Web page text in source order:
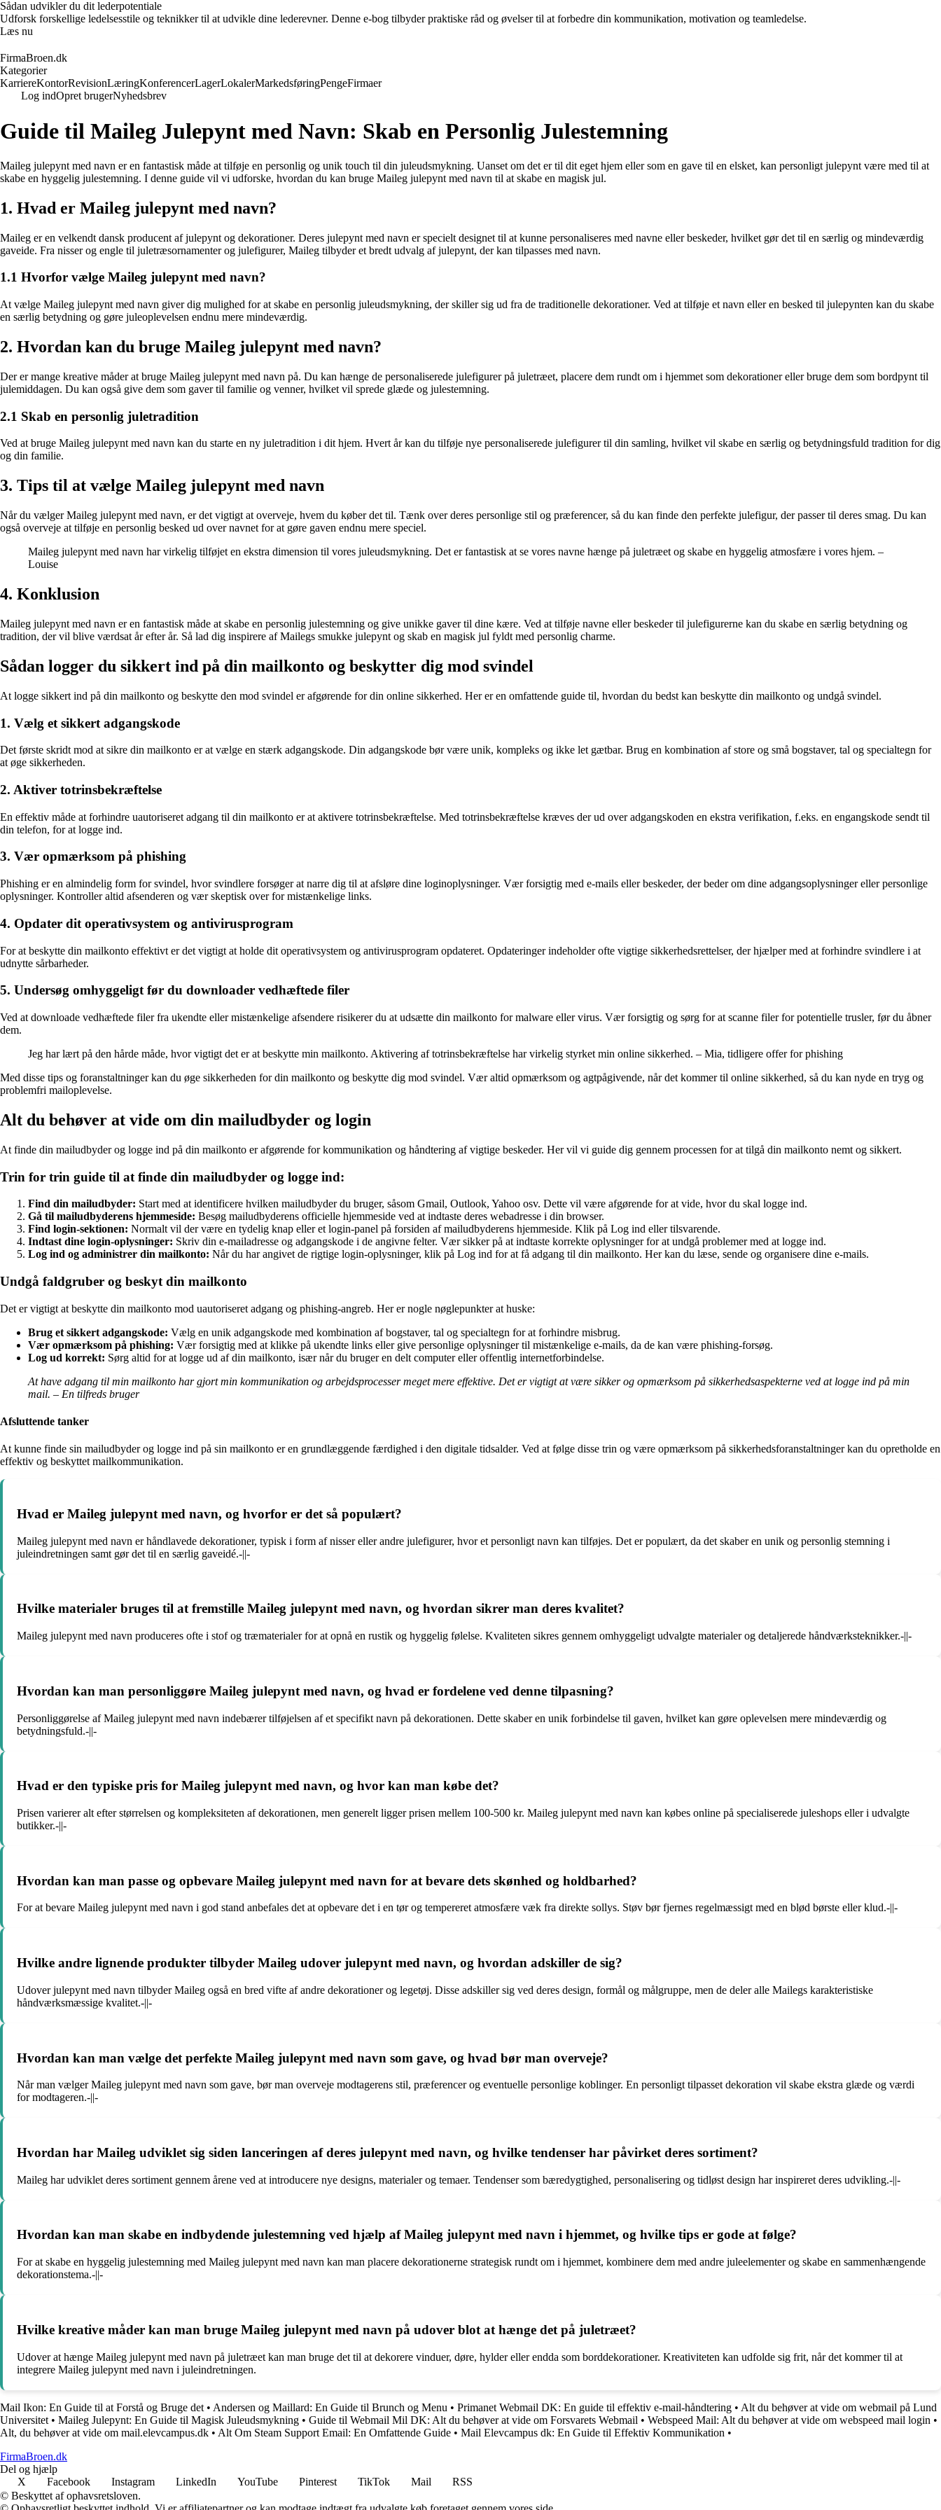
Sådan udvikler du dit lederpotentiale
Udforsk forskellige ledelsesstile og teknikker til at udvikle dine lederevner. Denne e-bog tilbyder praktiske råd og øvelser til at forbedre din kommunikation, motivation og teamledelse.
Læs nu
FirmaBroen.dk
Kategorier
KarriereKontorRevisionLæringKonferencerLagerLokalerMarkedsføringPengeFirmaer
Log indOpret brugerNyhedsbrev
Guide til Maileg Julepynt med Navn: Skab en Personlig Julestemning
Maileg julepynt med navn er en fantastisk måde at tilføje en personlig og unik touch til din juleudsmykning. Uanset om det er til dit eget hjem eller som en gave til en elsket, kan personligt julepynt være med til at
skabe en hyggelig julestemning. I denne guide vil vi udforske, hvordan du kan bruge Maileg julepynt med navn til at skabe en magisk jul.
1. Hvad er Maileg julepynt med navn?
Maileg er en velkendt dansk producent af julepynt og dekorationer. Deres julepynt med navn er specielt designet til at kunne personaliseres med navne eller beskeder, hvilket gør det til en særlig og mindeværdig
gaveide. Fra nisser og engle til juletræsornamenter og julefigurer, Maileg tilbyder et bredt udvalg af julepynt, der kan tilpasses med navn.
1.1 Hvorfor vælge Maileg julepynt med navn?
At vælge Maileg julepynt med navn giver dig mulighed for at skabe en personlig juleudsmykning, der skiller sig ud fra de traditionelle dekorationer. Ved at tilføje et navn eller en besked til julepynten kan du skabe
en særlig betydning og gøre juleoplevelsen endnu mere mindeværdig.
2. Hvordan kan du bruge Maileg julepynt med navn?
Der er mange kreative måder at bruge Maileg julepynt med navn på. Du kan hænge de personaliserede julefigurer på juletræet, placere dem rundt om i hjemmet som dekorationer eller bruge dem som bordpynt til
julemiddagen. Du kan også give dem som gaver til familie og venner, hvilket vil sprede glæde og julestemning.
2.1 Skab en personlig juletradition
Ved at bruge Maileg julepynt med navn kan du starte en ny juletradition i dit hjem. Hvert år kan du tilføje nye personaliserede julefigurer til din samling, hvilket vil skabe en særlig og betydningsfuld tradition for dig
og din familie.
3. Tips til at vælge Maileg julepynt med navn
Når du vælger Maileg julepynt med navn, er det vigtigt at overveje, hvem du køber det til. Tænk over deres personlige stil og præferencer, så du kan finde den perfekte julefigur, der passer til deres smag. Du kan
også overveje at tilføje en personlig besked ud over navnet for at gøre gaven endnu mere speciel.
Maileg julepynt med navn har virkelig tilføjet en ekstra dimension til vores juleudsmykning. Det er fantastisk at se vores navne hænge på juletræet og skabe en hyggelig atmosfære i vores hjem. –
Louise
4. Konklusion
Maileg julepynt med navn er en fantastisk måde at skabe en personlig julestemning og give unikke gaver til dine kære. Ved at tilføje navne eller beskeder til julefigurerne kan du skabe en særlig betydning og
tradition, der vil blive værdsat år efter år. Så lad dig inspirere af Mailegs smukke julepynt og skab en magisk jul fyldt med personlig charme.
Sådan logger du sikkert ind på din mailkonto og beskytter dig mod svindel
At logge sikkert ind på din mailkonto og beskytte den mod svindel er afgørende for din online sikkerhed. Her er en omfattende guide til, hvordan du bedst kan beskytte din mailkonto og undgå svindel.
1. Vælg et sikkert adgangskode
Det første skridt mod at sikre din mailkonto er at vælge en stærk adgangskode. Din adgangskode bør være unik, kompleks og ikke let gætbar. Brug en kombination af store og små bogstaver, tal og specialtegn for
at øge sikkerheden.
2. Aktiver totrinsbekræftelse
En effektiv måde at forhindre uautoriseret adgang til din mailkonto er at aktivere totrinsbekræftelse. Med totrinsbekræftelse kræves der ud over adgangskoden en ekstra verifikation, f.eks. en engangskode sendt til
din telefon, for at logge ind.
3. Vær opmærksom på phishing
Phishing er en almindelig form for svindel, hvor svindlere forsøger at narre dig til at afsløre dine loginoplysninger. Vær forsigtig med e-mails eller beskeder, der beder om dine adgangsoplysninger eller personlige
oplysninger. Kontroller altid afsenderen og vær skeptisk over for mistænkelige links.
4. Opdater dit operativsystem og antivirusprogram
For at beskytte din mailkonto effektivt er det vigtigt at holde dit operativsystem og antivirusprogram opdateret. Opdateringer indeholder ofte vigtige sikkerhedsrettelser, der hjælper med at forhindre svindlere i at
udnytte sårbarheder.
5. Undersøg omhyggeligt før du downloader vedhæftede filer
Ved at downloade vedhæftede filer fra ukendte eller mistænkelige afsendere risikerer du at udsætte din mailkonto for malware eller virus. Vær forsigtig og sørg for at scanne filer for potentielle trusler, før du åbner
dem.
Jeg har lært på den hårde måde, hvor vigtigt det er at beskytte min mailkonto. Aktivering af totrinsbekræftelse har virkelig styrket min online sikkerhed. – Mia, tidligere offer for phishing
Med disse tips og foranstaltninger kan du øge sikkerheden for din mailkonto og beskytte dig mod svindel. Vær altid opmærksom og agtpågivende, når det kommer til online sikkerhed, så du kan nyde en tryg og
problemfri mailoplevelse.
Alt du behøver at vide om din mailudbyder og login
At finde din mailudbyder og logge ind på din mailkonto er afgørende for kommunikation og håndtering af vigtige beskeder. Her vil vi guide dig gennem processen for at tilgå din mailkonto nemt og sikkert.
Trin for trin guide til at finde din mailudbyder og logge ind:
Find din mailudbyder: Start med at identificere hvilken mailudbyder du bruger, såsom Gmail, Outlook, Yahoo osv. Dette vil være afgørende for at vide, hvor du skal logge ind.
Gå til mailudbyderens hjemmeside: Besøg mailudbyderens officielle hjemmeside ved at indtaste deres webadresse i din browser.
Find login-sektionen: Normalt vil der være en tydelig knap eller et login-panel på forsiden af mailudbyderens hjemmeside. Klik på Log ind eller tilsvarende.
Indtast dine login-oplysninger: Skriv din e-mailadresse og adgangskode i de angivne felter. Vær sikker på at indtaste korrekte oplysninger for at undgå problemer med at logge ind.
Log ind og administrer din mailkonto: Når du har angivet de rigtige login-oplysninger, klik på Log ind for at få adgang til din mailkonto. Her kan du læse, sende og organisere dine e-mails.
Undgå faldgruber og beskyt din mailkonto
Det er vigtigt at beskytte din mailkonto mod uautoriseret adgang og phishing-angreb. Her er nogle nøglepunkter at huske:
Brug et sikkert adgangskode: Vælg en unik adgangskode med kombination af bogstaver, tal og specialtegn for at forhindre misbrug.
Vær opmærksom på phishing: Vær forsigtig med at klikke på ukendte links eller give personlige oplysninger til mistænkelige e-mails, da de kan være phishing-forsøg.
Log ud korrekt: Sørg altid for at logge ud af din mailkonto, især når du bruger en delt computer eller offentlig internetforbindelse.
At have adgang til min mailkonto har gjort min kommunikation og arbejdsprocesser meget mere effektive. Det er vigtigt at være sikker og opmærksom på sikkerhedsaspekterne ved at logge ind på min
mail. – En tilfreds bruger
Afsluttende tanker
At kunne finde sin mailudbyder og logge ind på sin mailkonto er en grundlæggende færdighed i den digitale tidsalder. Ved at følge disse trin og være opmærksom på sikkerhedsforanstaltninger kan du opretholde en
effektiv og beskyttet mailkommunikation.
Hvad er Maileg julepynt med navn, og hvorfor er det så populært?
Maileg julepynt med navn er håndlavede dekorationer, typisk i form af nisser eller andre julefigurer, hvor et personligt navn kan tilføjes. Det er populært, da det skaber en unik og personlig stemning i
juleindretningen samt gør det til en særlig gaveidé.-||-
Hvilke materialer bruges til at fremstille Maileg julepynt med navn, og hvordan sikrer man deres kvalitet?
Maileg julepynt med navn produceres ofte i stof og træmaterialer for at opnå en rustik og hyggelig følelse. Kvaliteten sikres gennem omhyggeligt udvalgte materialer og detaljerede håndværksteknikker.-||-
Hvordan kan man personliggøre Maileg julepynt med navn, og hvad er fordelene ved denne tilpasning?
Personliggørelse af Maileg julepynt med navn indebærer tilføjelsen af et specifikt navn på dekorationen. Dette skaber en unik forbindelse til gaven, hvilket kan gøre oplevelsen mere mindeværdig og
betydningsfuld.-||-
Hvad er den typiske pris for Maileg julepynt med navn, og hvor kan man købe det?
Prisen varierer alt efter størrelsen og kompleksiteten af dekorationen, men generelt ligger prisen mellem 100-500 kr. Maileg julepynt med navn kan købes online på specialiserede juleshops eller i udvalgte
butikker.-||-
Hvordan kan man passe og opbevare Maileg julepynt med navn for at bevare dets skønhed og holdbarhed?
For at bevare Maileg julepynt med navn i god stand anbefales det at opbevare det i en tør og tempereret atmosfære væk fra direkte sollys. Støv bør fjernes regelmæssigt med en blød børste eller klud.-||-
Hvilke andre lignende produkter tilbyder Maileg udover julepynt med navn, og hvordan adskiller de sig?
Udover julepynt med navn tilbyder Maileg også en bred vifte af andre dekorationer og legetøj. Disse adskiller sig ved deres design, formål og målgruppe, men de deler alle Mailegs karakteristiske
håndværksmæssige kvalitet.-||-
Hvordan kan man vælge det perfekte Maileg julepynt med navn som gave, og hvad bør man overveje?
Når man vælger Maileg julepynt med navn som gave, bør man overveje modtagerens stil, præferencer og eventuelle personlige koblinger. En personligt tilpasset dekoration vil skabe ekstra glæde og værdi
for modtageren.-||-
Hvordan har Maileg udviklet sig siden lanceringen af deres julepynt med navn, og hvilke tendenser har påvirket deres sortiment?
Maileg har udviklet deres sortiment gennem årene ved at introducere nye designs, materialer og temaer. Tendenser som bæredygtighed, personalisering og tidløst design har inspireret deres udvikling.-||-
Hvordan kan man skabe en indbydende julestemning ved hjælp af Maileg julepynt med navn i hjemmet, og hvilke tips er gode at følge?
For at skabe en hyggelig julestemning med Maileg julepynt med navn kan man placere dekorationerne strategisk rundt om i hjemmet, kombinere dem med andre juleelementer og skabe en sammenhængende
dekorationstema.-||-
Hvilke kreative måder kan man bruge Maileg julepynt med navn på udover blot at hænge det på juletræet?
Udover at hænge Maileg julepynt med navn på juletræet kan man bruge det til at dekorere vinduer, døre, hylder eller endda som borddekorationer. Kreativiteten kan udfolde sig frit, når det kommer til at
integrere Maileg julepynt med navn i juleindretningen.
Mail Ikon: En Guide til at Forstå og Bruge det • Andersen og Maillard: En Guide til Brunch og Menu • Primanet Webmail DK: En guide til effektiv e-mail-håndtering • Alt du behøver at vide om webmail på Lund
Universitet • Maileg Julepynt: En Guide til Magisk Juleudsmykning • Guide til Webmail Mil DK: Alt du behøver at vide om Forsvarets Webmail • Webspeed Mail: Alt du behøver at vide om webspeed mail login •
Alt, du behøver at vide om mail.elevcampus.dk • Alt Om Steam Support Email: En Omfattende Guide • Mail Elevcampus dk: En Guide til Effektiv Kommunikation •
FirmaBroen.dk
Del og hjælp
X
Facebook Instagram LinkedIn YouTube Pinterest TikTok Mail
RSS
© Beskyttet af ophavsretsloven.